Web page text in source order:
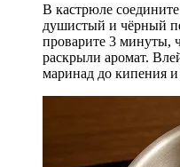
В кастрюле
душистый и чёрный
проварите 3 минуты,
раскрыли аромат.
маринад до кипения и